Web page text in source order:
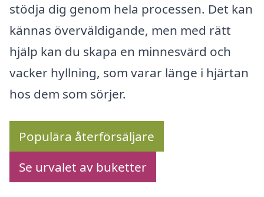
stödja dig genom hela processen. Det kan
kännas överväldigande, men med rätt
hjälp kan du skapa en minnesvärd och
vacker hyllning, som varar länge i hjärtan
hos dem som sörjer.
Populära återförsäljare
Se urvalet av buketter